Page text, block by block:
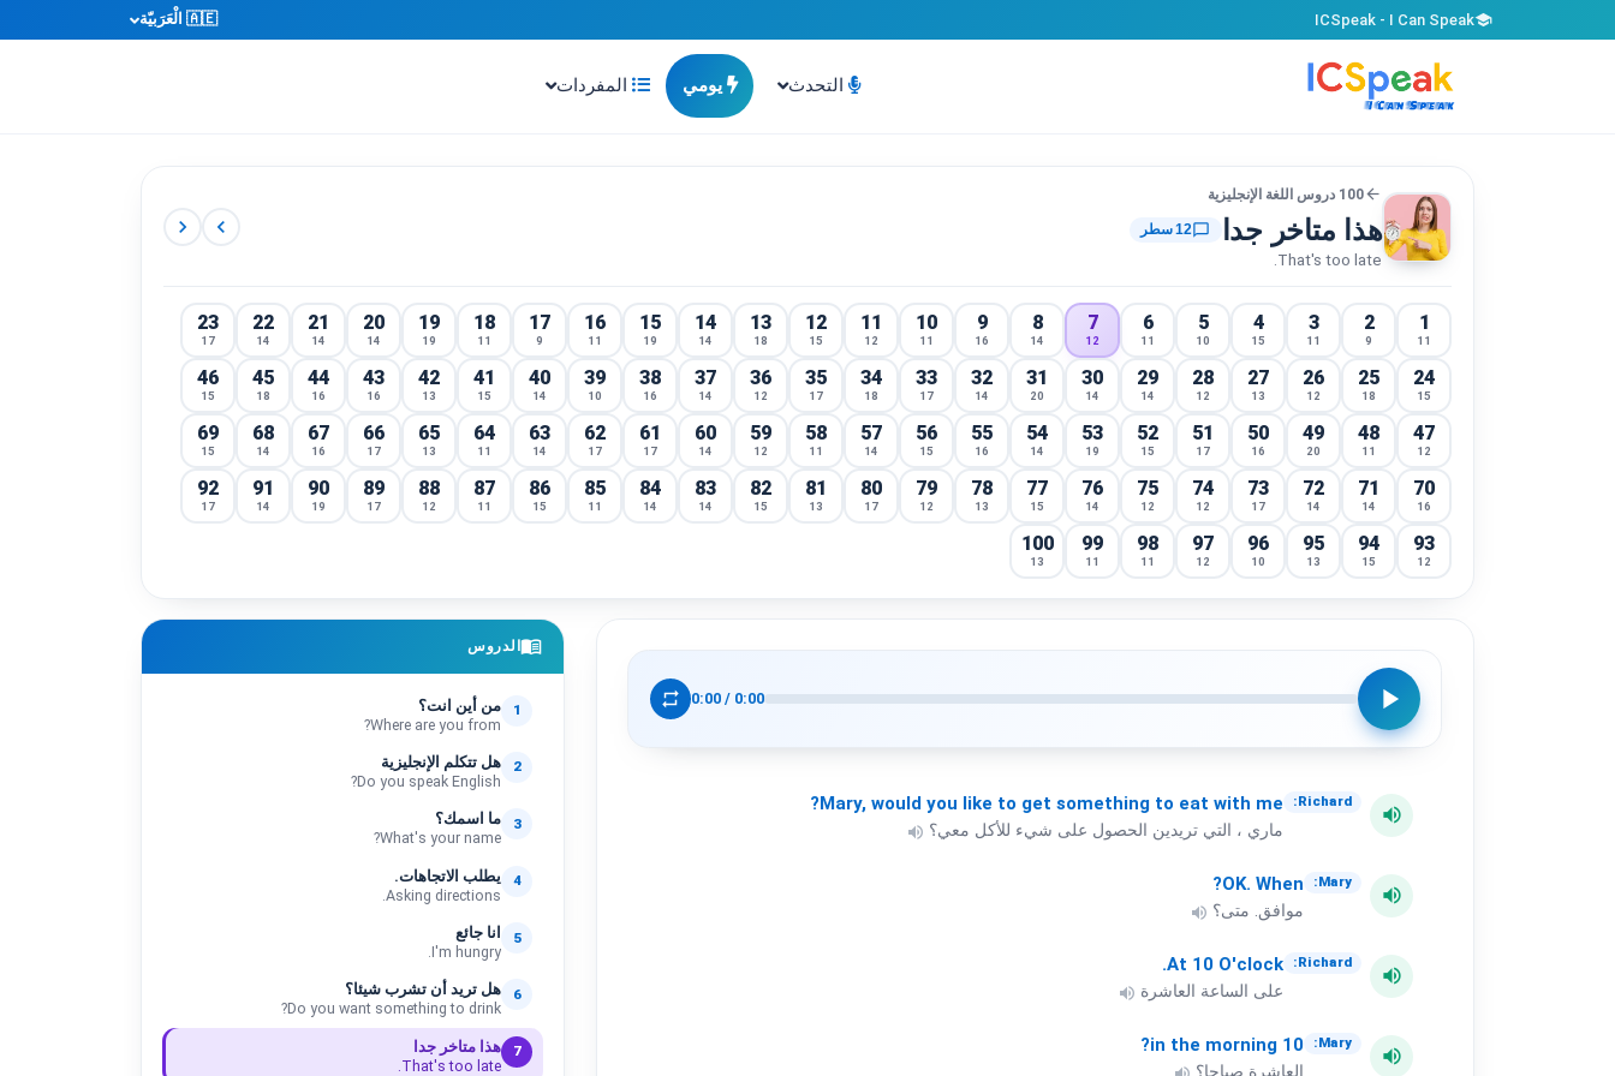
school
ICSpeak - I Can Speak 🇦🇪 الْعَرَبيّة
التحدث يومي المفردات
arrow_back100 دروس اللغة الإنجليزية
هذا متاخر جدا chat_bubble_outline12 سطر
That's too late.
chevron_left
chevron_right
1
11
2
9
3
11
4
15
5
10
6
11
7
12
8
14
9
16
10
11
11
12
12
15
13
18
14
14
15
19
16
11
17
9
18
11
19
19
20
14
21
14
22
14
23
17
24
15
25
18
26
12
27
13
28
12
29
14
30
14
31
20
32
14
33
17
34
18
35
17
36
12
37
14
38
16
39
10
40
14
41
15
42
13
43
16
44
16
45
18
46
15
47
12
48
11
49
20
50
16
51
17
52
15
53
19
54
14
55
16
56
15
57
14
58
11
59
12
60
14
61
17
62
17
63
14
64
11
65
13
66
17
67
16
68
14
69
15
70
16
71
14
72
14
73
17
74
12
75
12
76
14
77
15
78
13
79
12
80
17
81
13
82
15
83
14
84
14
85
11
86
15
87
11
88
12
89
17
90
19
91
14
92
17
93
12
94
15
95
13
96
10
97
12
98
11
99
11
100
13
play_arrow
0:00
/
0:00
repeat
volume_up
Richard:
Mary, would you like to get something to eat with me?
ماري ، التي تريدين الحصول على شيء للأكل معي؟ volume_up
volume_up
Mary:
OK. When?
موافق. متى؟ volume_up
volume_up
Richard:
At 10 O'clock.
على الساعة العاشرة volume_up
volume_up
Mary:
10
in the morning?
العاشرة صباحا؟
menu_bookالدروس
1
من أين انت؟
Where are you from?
2
هل تتكلم الإنجليزية
Do you speak English?
3
ما اسمك؟
What's your name?
4
يطلب الاتجاهات.
Asking directions.
5
انا جائع
I'm hungry.
6
هل تريد أن تشرب شيئا؟
Do you want something to drink?
7
هذا متاخر جدا
That's too late.